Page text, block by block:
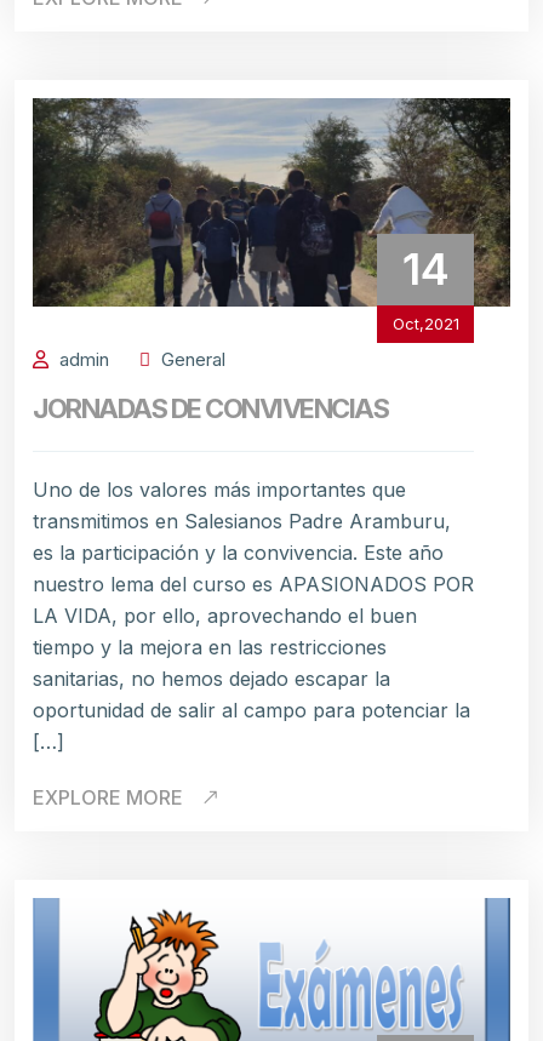
14
Oct,2021
admin General
JORNADAS DE CONVIVENCIAS
Uno de los valores más importantes que
transmitimos en Salesianos Padre Aramburu,
es la participación y la convivencia. Este año
nuestro lema del curso es APASIONADOS POR
LA VIDA, por ello, aprovechando el buen
tiempo y la mejora en las restricciones
sanitarias, no hemos dejado escapar la
oportunidad de salir al campo para potenciar la
[…]
EXPLORE MORE